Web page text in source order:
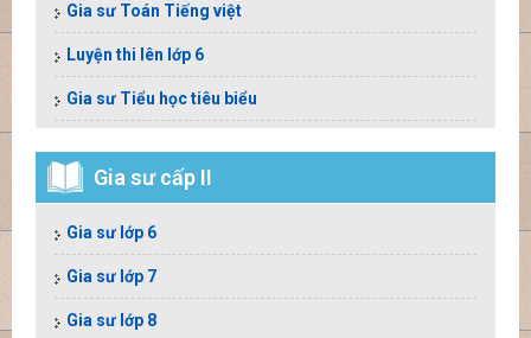
Gia sư Toán Tiếng việt
Luyện thi lên lớp 6
Gia sư Tiểu học tiêu biểu
Gia sư cấp II
Gia sư lớp 6
Gia sư lớp 7
Gia sư lớp 8